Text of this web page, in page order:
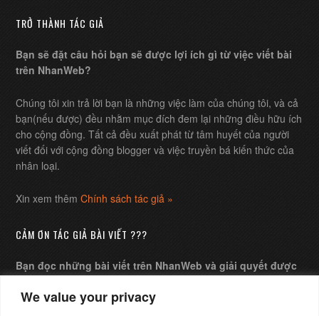
We value your privacy
TRỞ THÀNH TÁC GIẢ
Bạn sẽ đặt câu hỏi bạn sẽ được lợi ích gì từ việc viết bài
trên NhanWeb?
Chúng tôi xin trả lời bạn là những việc làm của chúng tôi, và cả
bạn(nếu được) đều nhằm mục đích đem lại những điều hữu ích
cho cộng đồng. Tất cả đều xuất phát từ tâm huyết của người
viết đối với cộng đồng blogger và việc truyền bá kiến thức của
nhân loại.
Xin xem thêmChính sách tác giả »
CẢM ƠN TÁC GIẢ BÀI VIẾT ???
Bạn đọc những bài viết trên NhanWeb và giải quyết được
như lời cảm ơn tác giả ?